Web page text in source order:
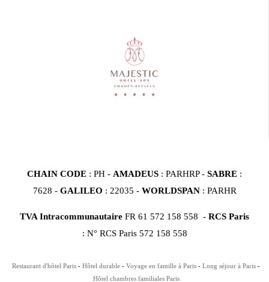
CHAIN CODE : PH - AMADEUS : PARHRP - SABRE :
7628 - GALILEO : 22035 - WORLDSPAN : PARHR
TVA Intracommunautaire FR 61 572 158 558 - RCS Paris
: N° RCS Paris 572 158 558
Restaurant d'hôtel Paris Hôtel durable Voyage en famille à Paris
Long séjour à Paris
Hôtel chambres familiales Paris